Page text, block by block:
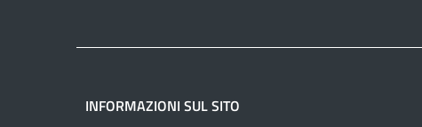
INFORMAZIONI SUL SITO